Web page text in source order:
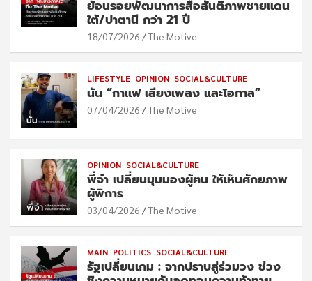
ย้อนรอยพัฒนาการสื่อสันติภาพชายแดน
ใต้/ปาตานี กว่า 21 ปี
18/07/2026 The Motive
LIFESTYLE OPINION SOCIAL&CULTURE
นัน “กาแฟ เสียงเพลง และโอกาส”
07/04/2026 The Motive
OPINION SOCIAL&CULTURE
พี่จ๋า เปลี่ยนมุมมองผู้ฅน ให้เห็นศักยภาพ
ผู้พิการ
03/04/2026 The Motive
MAIN POLITICS SOCIAL&CULTURE
รัฐเปลี่ยนเกม : จากปราบสู่ร่วมวง ช่วง